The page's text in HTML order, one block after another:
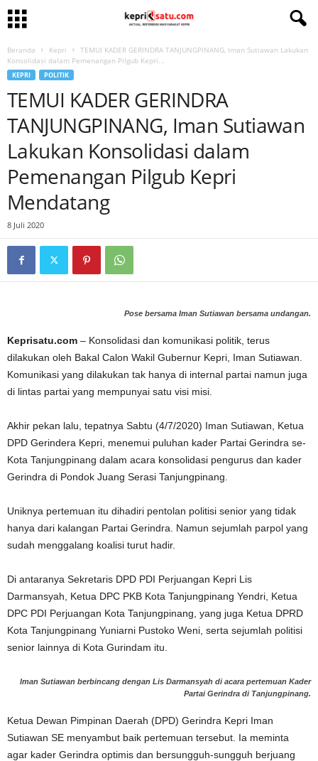
Beranda Kepri
TEMUI KADER GERINDRA TANJUNGPINANG, Iman Sutiawan Lakukan
Konsolidasi dalam Pemenangan Pilgub Kepri...
KEPRI POLITIK
TEMUI KADER GERINDRA
TANJUNGPINANG, Iman Sutiawan
Lakukan Konsolidasi dalam
Pemenangan Pilgub Kepri
Mendatang
8 Juli 2020
Pose bersama Iman Sutiawan bersama undangan.
Keprisatu.com – Konsolidasi dan komunikasi politik, terus
dilakukan oleh Bakal Calon Wakil Gubernur Kepri, Iman Sutiawan.
Komunikasi yang dilakukan tak hanya di internal partai namun juga
di lintas partai yang mempunyai satu visi misi.
Akhir pekan lalu, tepatnya Sabtu (4/7/2020) Iman Sutiawan, Ketua
DPD Gerindera Kepri, menemui puluhan kader Partai Gerindra se-
Kota Tanjungpinang dalam acara konsolidasi pengurus dan kader
Gerindra di Pondok Juang Serasi Tanjungpinang.
Uniknya pertemuan itu dihadiri pentolan politisi senior yang tidak
hanya dari kalangan Partai Gerindra. Namun sejumlah parpol yang
sudah menggalang koalisi turut hadir.
Di antaranya Sekretaris DPD PDI Perjuangan Kepri Lis
Darmansyah, Ketua DPC PKB Kota Tanjungpinang Yendri, Ketua
DPC PDI Perjuangan Kota Tanjungpinang, yang juga Ketua DPRD
Kota Tanjungpinang Yuniarni Pustoko Weni, serta sejumlah politisi
senior lainnya di Kota Gurindam itu.
Iman Sutiawan berbincang dengan Lis Darmansyah di acara pertemuan Kader
Partai Gerindra di Tanjungpinang.
Ketua Dewan Pimpinan Daerah (DPD) Gerindra Kepri Iman
Sutiawan SE menyambut baik pertemuan tersebut. Ia meminta
agar kader Gerindra optimis dan bersungguh-sungguh berjuang